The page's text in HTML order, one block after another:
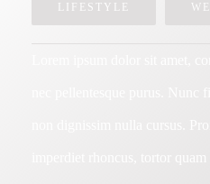
LIFESTYLE
Lorem ipsum dolor sit amet,
nec pellentesque purus. Nunc
non dignissim nulla cursus.
imperdiet rhoncus, tortor